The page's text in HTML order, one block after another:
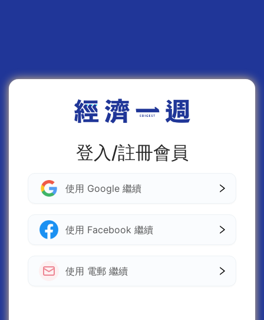
登入/註冊會員
使用 Google 繼續
使用 Facebook 繼續
使用 電郵 繼續